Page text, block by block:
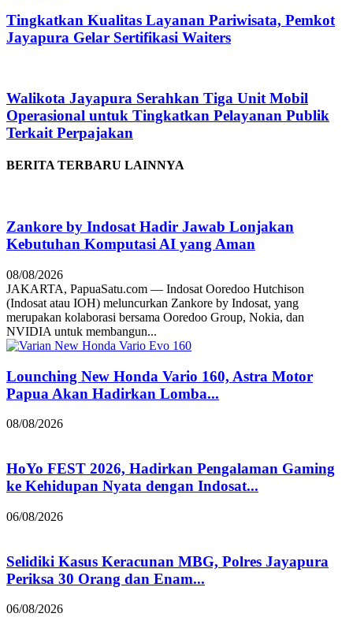
Tingkatkan Kualitas Layanan Pariwisata, Pemkot
Jayapura Gelar Sertifikasi Waiters
Walikota Jayapura Serahkan Tiga Unit Mobil
Operasional untuk Tingkatkan Pelayanan Publik
Terkait Perpajakan
BERITA TERBARU LAINNYA
Zankore by Indosat Hadir Jawab Lonjakan
Kebutuhan Komputasi AI yang Aman
08/08/2026
JAKARTA, PapuaSatu.com — Indosat Ooredoo Hutchison
(Indosat atau IOH) meluncurkan Zankore by Indosat, yang
merupakan kolaborasi bersama Ooredoo Group, Nokia, dan
NVIDIA untuk membangun...
Lounching New Honda Vario 160, Astra Motor
Papua Akan Hadirkan Lomba...
08/08/2026
HoYo FEST 2026, Hadirkan Pengalaman Gaming
ke Kehidupan Nyata dengan Indosat...
06/08/2026
Selidiki Kasus Keracunan MBG, Polres Jayapura
Periksa 30 Orang dan Enam...
06/08/2026